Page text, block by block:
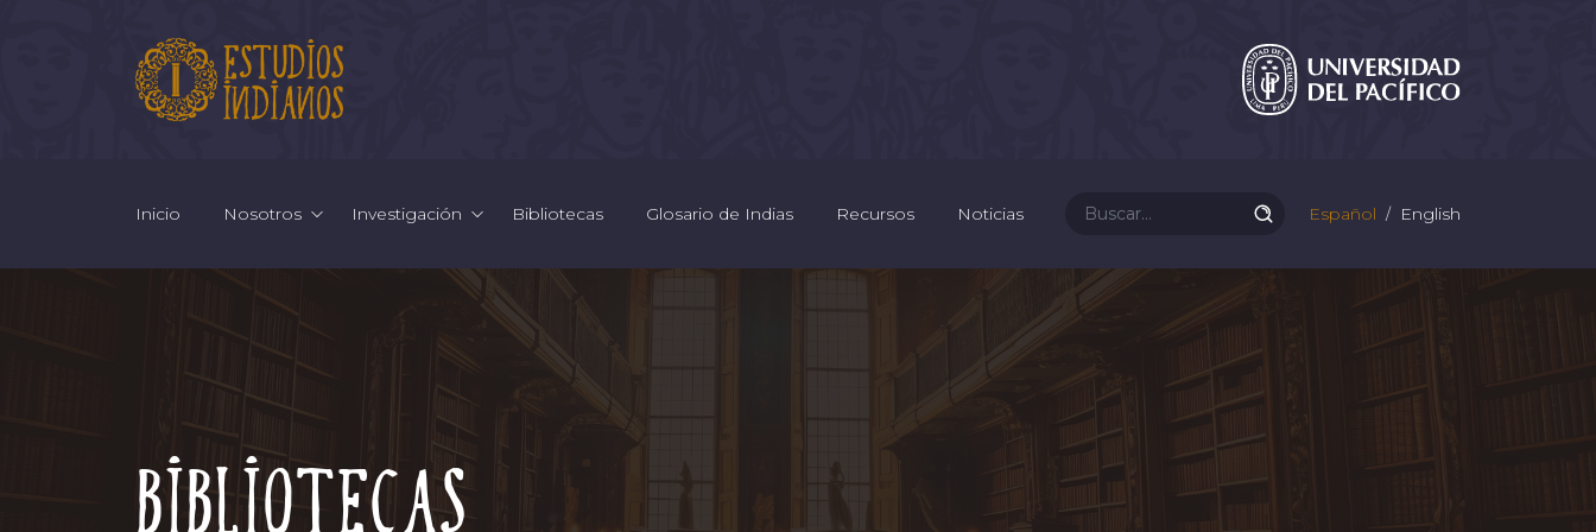
Inicio Nosotros Investigación Bibliotecas Glosario de Indias Recursos Noticias Español English
Bibliotecas